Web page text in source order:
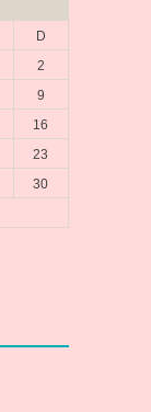
D
2
9
16
23
30